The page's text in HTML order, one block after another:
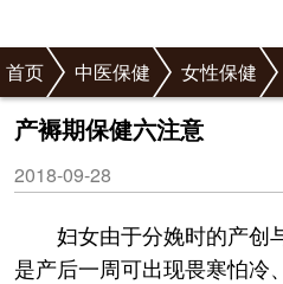
首页 中医保健 女性保健
产褥期保健六注意
2018-09-28
妇女由于分娩时的产创
是产后一周可出现畏寒怕冷